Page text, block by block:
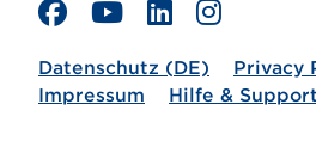
Datenschutz (DE)
Privacy
Impressum
Hilfe & Support